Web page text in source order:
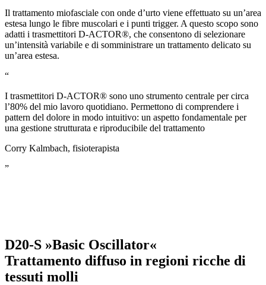
Il trattamento miofasciale con onde d’urto viene effettuato su un’area
estesa lungo le fibre muscolari e i punti trigger. A questo scopo sono
adatti i trasmettitori D-ACTOR®, che consentono di selezionare
un’intensità variabile e di somministrare un trattamento delicato su
un’area estesa.
“
I trasmettitori D-ACTOR® sono uno strumento centrale per circa
l’80% del mio lavoro quotidiano. Permettono di comprendere i
pattern del dolore in modo intuitivo: un aspetto fondamentale per
una gestione strutturata e riproducibile del trattamento
Corry Kalmbach, fisioterapista
”
D20-S »Basic Oscillator«
Trattamento diffuso in regioni ricche di
tessuti molli